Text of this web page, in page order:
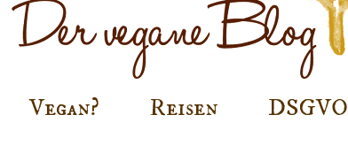
Vegan? Reisen DSGVO